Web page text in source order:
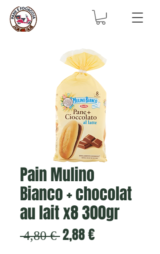
Pain Mulino
Bianco + chocolat
au lait x8 300gr
4,80 € Prix
2,88 €Prix